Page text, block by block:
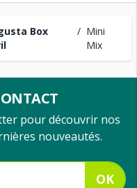
Box
/ Mini
Mix
pour découvrir nos
nouveautés.
OK